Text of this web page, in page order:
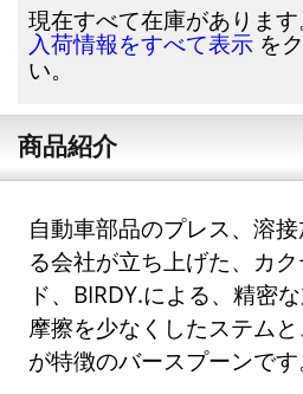
現在すべて在庫があります
入荷情報をすべて表示 を
い。
商品紹介
自動車部品のプレス、溶
る会社が立ち上げた、カ
ド、BIRDY.による、精密
摩擦を少なくしたステム
が特徴のバースプーンです